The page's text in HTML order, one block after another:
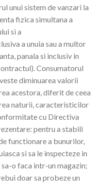
unui sistem de vanzari la
fizica simultana a
si a
a unuia sau a multor
panala si inclusiv in
Consumatorul
diminuarea valorii
acestora, diferit de ceea
naturii, caracteristicilor
cu Directiva
pentru a stabili
functionare a bunurilor,
si sa le inspecteze in
o faca intr-un magazin;
doar sa probeze un